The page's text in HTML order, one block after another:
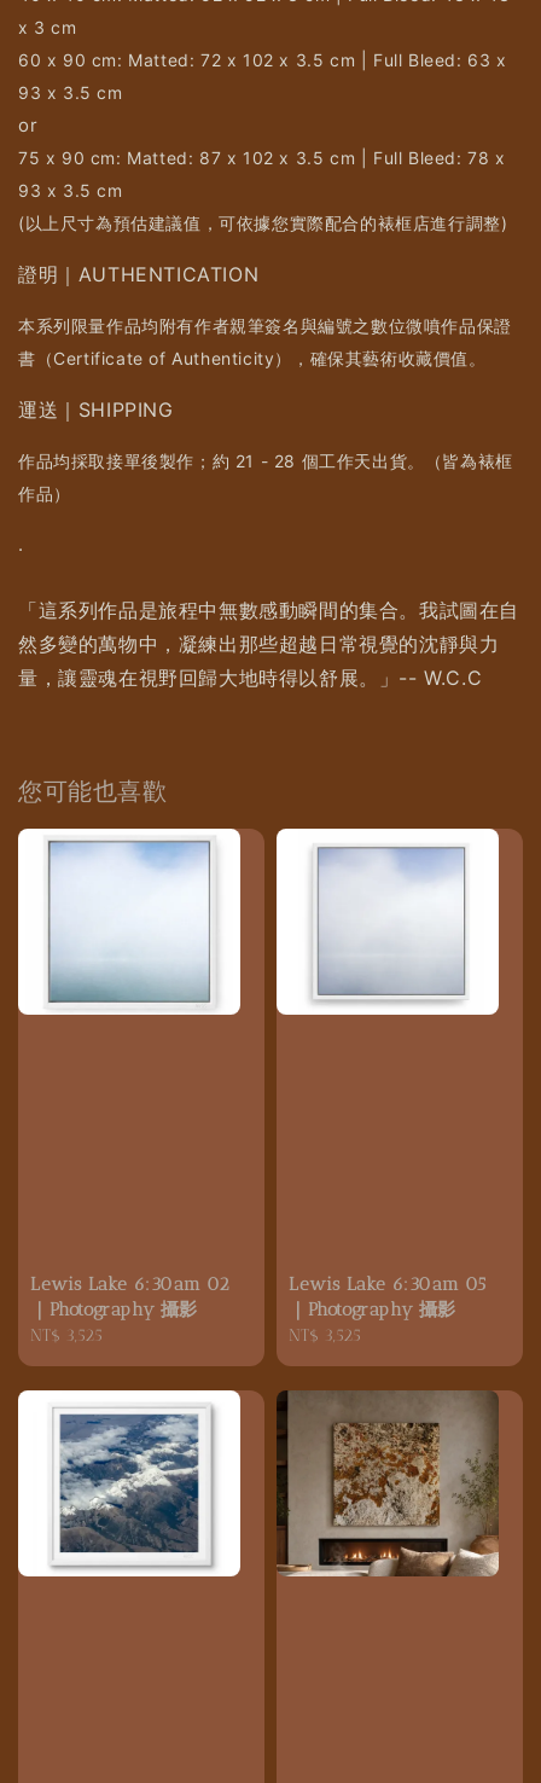
x 3 cm
60 x 90 cm: Matted: 72 x 102 x 3.5 cm | Full Bleed: 63 x
93 x 3.5 cm
or
75 x 90 cm: Matted: 87 x 102 x 3.5 cm | Full Bleed: 78 x
93 x 3.5 cm
(以上尺寸為預估建議值，可依據您實際配合的裱框店進行調整)
證明｜AUTHENTICATION
本系列限量作品均附有作者親筆簽名與編號之數位微噴作品保證
書（Certificate of Authenticity），確保其藝術收藏價值。
運送｜SHIPPING
作品均採取接單後製作；約 21 - 28 個工作天出貨。（皆為裱框
作品）
.
「這系列作品是旅程中無數感動瞬間的集合。我試圖在自
然多變的萬物中，凝練出那些超越日常視覺的沈靜與力
量，讓靈魂在視野回歸大地時得以舒展。」-- W.C.C
您可能也喜歡
Lewis Lake 6:30am 02
｜Photography 攝影
Regular
NT$ 3,525
Lewis Lake 6:30am 05
｜Photography 攝影
Regular
NT$ 3,525